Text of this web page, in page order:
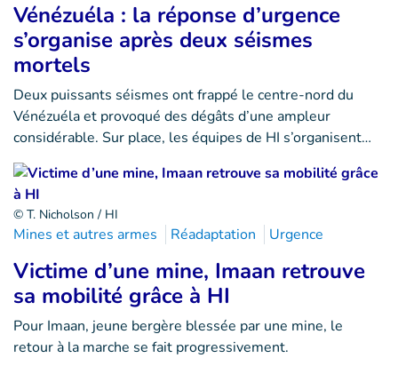
Vénézuéla : la réponse d’urgence
s’organise après deux séismes
mortels
Deux puissants séismes ont frappé le centre-nord du
Vénézuéla et provoqué des dégâts d’une ampleur
considérable. Sur place, les équipes de HI s’organisent…
© T. Nicholson / HI
Mines et autres armes Réadaptation Urgence
Victime d’une mine, Imaan retrouve
sa mobilité grâce à HI
Pour Imaan, jeune bergère blessée par une mine, le
retour à la marche se fait progressivement.